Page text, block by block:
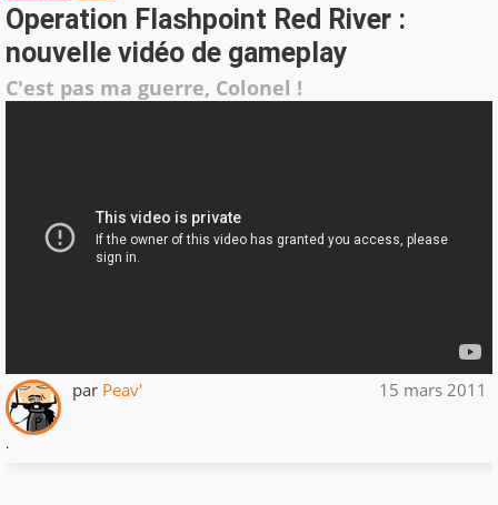
Operation Flashpoint Red River :
nouvelle vidéo de gameplay
C'est pas ma guerre, Colonel !
par Peav' 15 mars 2011
.